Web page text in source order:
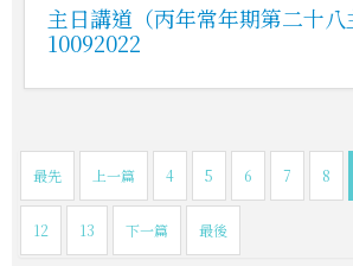
主日講道（丙年常年期第二十八
10092022
最先 上一篇 4 5 6 7 8
12 13 下一篇 最後